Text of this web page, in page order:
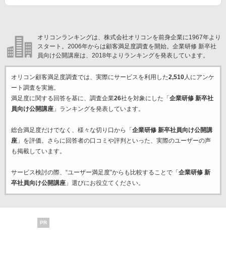
オリコンランキングは、株式会社オリコンを前身企業に1967年より
スタート。2006年からは顧客満足度調査を開始。企業研修 新卒社
員向け公開講座は、2018年よりランキングを発表しています。
オリコン顧客満足度調査では、実際にサービスを利用した2,510人にアンケ
ート調査を実施。
満足度に関する回答を基に、調査企業26社を対象にした「 企業研修 新卒社
員向け公開講座」ランキングを発表しています。
総合満足度だけでなく、様々な切り口から「 企業研修 新卒社員向け公開講
座」を評価。さらに回答者の口コミや評判といった、実際のユーザーの声
も掲載しています。
サービス検討の際、“ユーザー満足度”からも比較することで「 企業研修 新
卒社員向け公開講座」選びにお役立てください。
PR